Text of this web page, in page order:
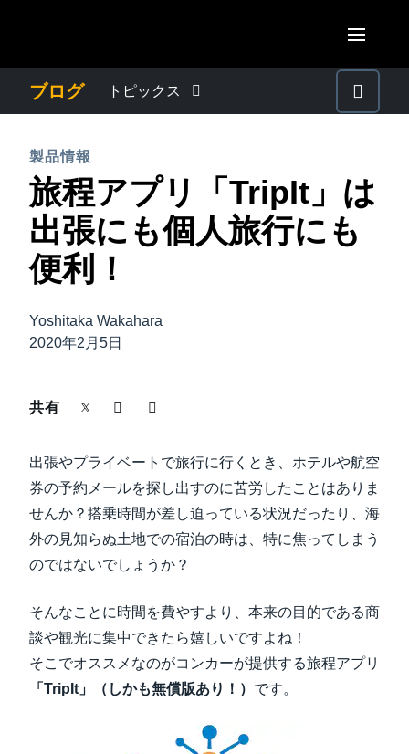
AMERICAS
Canada (Français)
México (Español)
United Kingdom (English)
France (Français)
Belgium (English)
España (Español)
Norway (English)
ASIA PACIFIC
Australia (English)
ブログ トピックス
プレスリリース
電子帳簿保存法・インボイス制度
中堅・中小企業
製品情報
働きかた改革
自治体・公共機関・教育機関等
製品情報
旅程アプリ「TripIt」は
出張にも個人旅行にも
便利！
Yoshitaka Wakahara
2020年2月5日
共有
出張やプライベートで旅行に行くとき、ホテルや航空
券の予約メールを探し出すのに苦労したことはありま
せんか？搭乗時間が差し迫っている状況だったり、海
外の見知らぬ土地での宿泊の時は、特に焦ってしまう
のではないでしょうか？
そんなことに時間を費やすより、本来の目的である商
談や観光に集中できたら嬉しいですよね！
そこでオススメなのがコンカーが提供する旅程アプリ
「TripIt」（しかも無償版あり！） です。